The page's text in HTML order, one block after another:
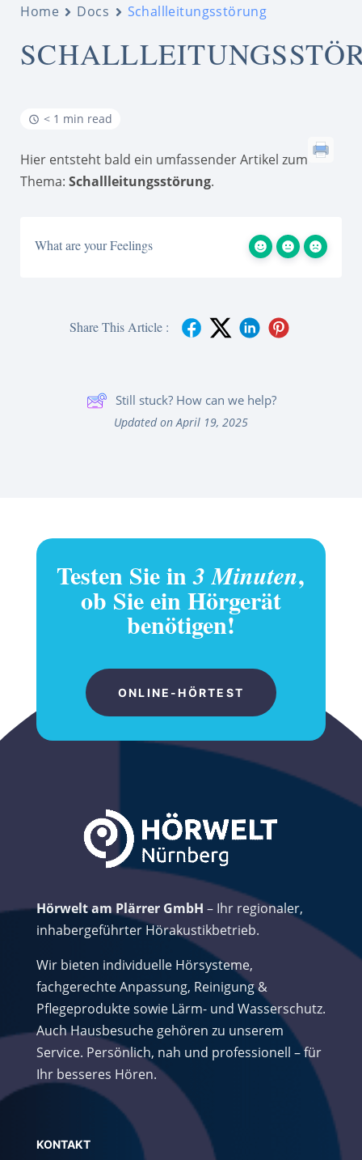
Home Docs Schallleitungsstörung
< 1 min read
Hier entsteht bald ein umfassender Artikel zum
Thema: Schallleitungsstörung.
What are your Feelings
Share This Article :
Still stuck? How can we help?
Updated on April 19, 2025
Testen Sie in3 Minuten,
ob Sie ein Hörgerät
benötigen!
ONLINE-HÖRTEST
Hörwelt am Plärrer GmbH – Ihr regionaler,
inhabergeführter Hörakustikbetrieb.
Wir bieten individuelle Hörsysteme,
fachgerechte Anpassung, Reinigung &
Pflegeprodukte sowie Lärm- und Wasserschutz.
Auch Hausbesuche gehören zu unserem
Service. Persönlich, nah und professionell – für
Ihr besseres Hören.
KONTAKT